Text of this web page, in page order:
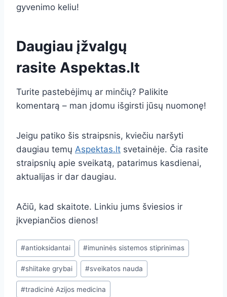
gyvenimo keliu!
Daugiau įžvalgų
rasite Aspektas.lt
Turite pastebėjimų ar minčių? Palikite
komentarą – man įdomu išgirsti jūsų nuomonę!
Jeigu patiko šis straipsnis, kviečiu naršyti
daugiau temų Aspektas.lt svetainėje. Čia rasite
straipsnių apie sveikatą, patarimus kasdienai,
aktualijas ir dar daugiau.
Ačiū, kad skaitote. Linkiu jums šviesios ir
įkvepiančios dienos!
Post
Tags:
#antioksidantai #imuninės sistemos stiprinimas
#shiitake grybai #sveikatos nauda
#tradicinė Azijos medicina